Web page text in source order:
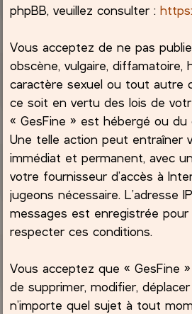
phpBB, veuillez consulter :
Vous acceptez de ne pas
obscène, vulgaire, diffamatoire,
caractère sexuel ou tout autre
ce soit en vertu des lois de
« GesFine » est hébergé ou du
Une telle action peut entraîner
immédiat et permanent, avec
votre fournisseur d’accès à
jugeons nécessaire. L’adresse
messages est enregistrée pour
respecter ces conditions.
Vous acceptez que « GesFine
de supprimer, modifier,
n’importe quel sujet à tout